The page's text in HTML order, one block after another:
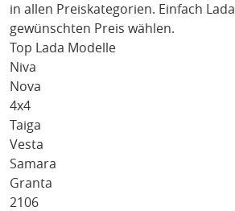
in allen Preiskategorien. Einfach Lada
gewünschten Preis wählen.
Top Lada Modelle
Niva
Nova
4x4
Taiga
Vesta
Samara
Granta
2106